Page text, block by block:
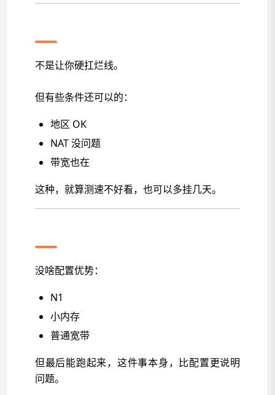
不是让你硬扛烂线。
但有些条件还可以的：
地区 OK
NAT 没问题
带宽也在
这种，就算测速不好看，也可以多挂几天。
没啥配置优势：
N1
小内存
普通宽带
但最后能跑起来，这件事本身，比配置更说明
问题。